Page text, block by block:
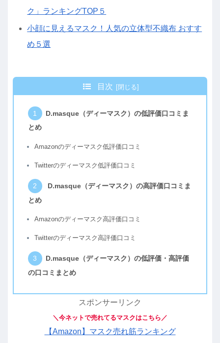
ク」ランキングTOP５
小顔に見えるマスク！人気の立体型不織布 おすす
め５選
目次
D.masque（ディーマスク）の低評価口コミま
とめ
Amazonのディーマスク低評価口コミ
Twitterのディーマスク低評価口コミ
D.masque（ディーマスク）の高評価口コミま
とめ
Amazonのディーマスク高評価口コミ
Twitterのディーマスク高評価口コミ
D.masque（ディーマスク）の低評価・高評価
の口コミまとめ
スポンサーリンク
＼今ネットで売れてるマスクはこちら／
【Amazon】マスク売れ筋ランキング